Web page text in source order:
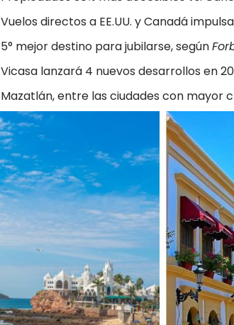
Vuelos directos a EE.UU. y Canadá
5° mejor destino para jubilarse, según
Vicasa lanzará 4 nuevos desarrollos en
Mazatlán, entre las ciudades con mayor